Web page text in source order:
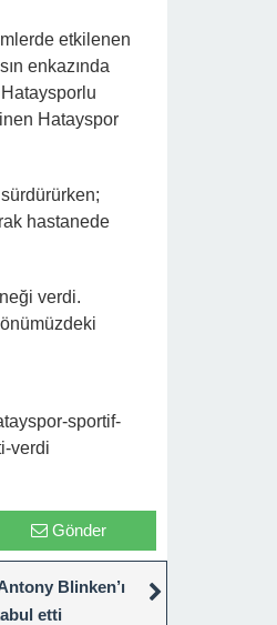
etkilenen
enkazında
Hataysporlu
Hatayspor
hastanede
verdi.
sportif-
verdi
Gönder
Blinken’ı
etti